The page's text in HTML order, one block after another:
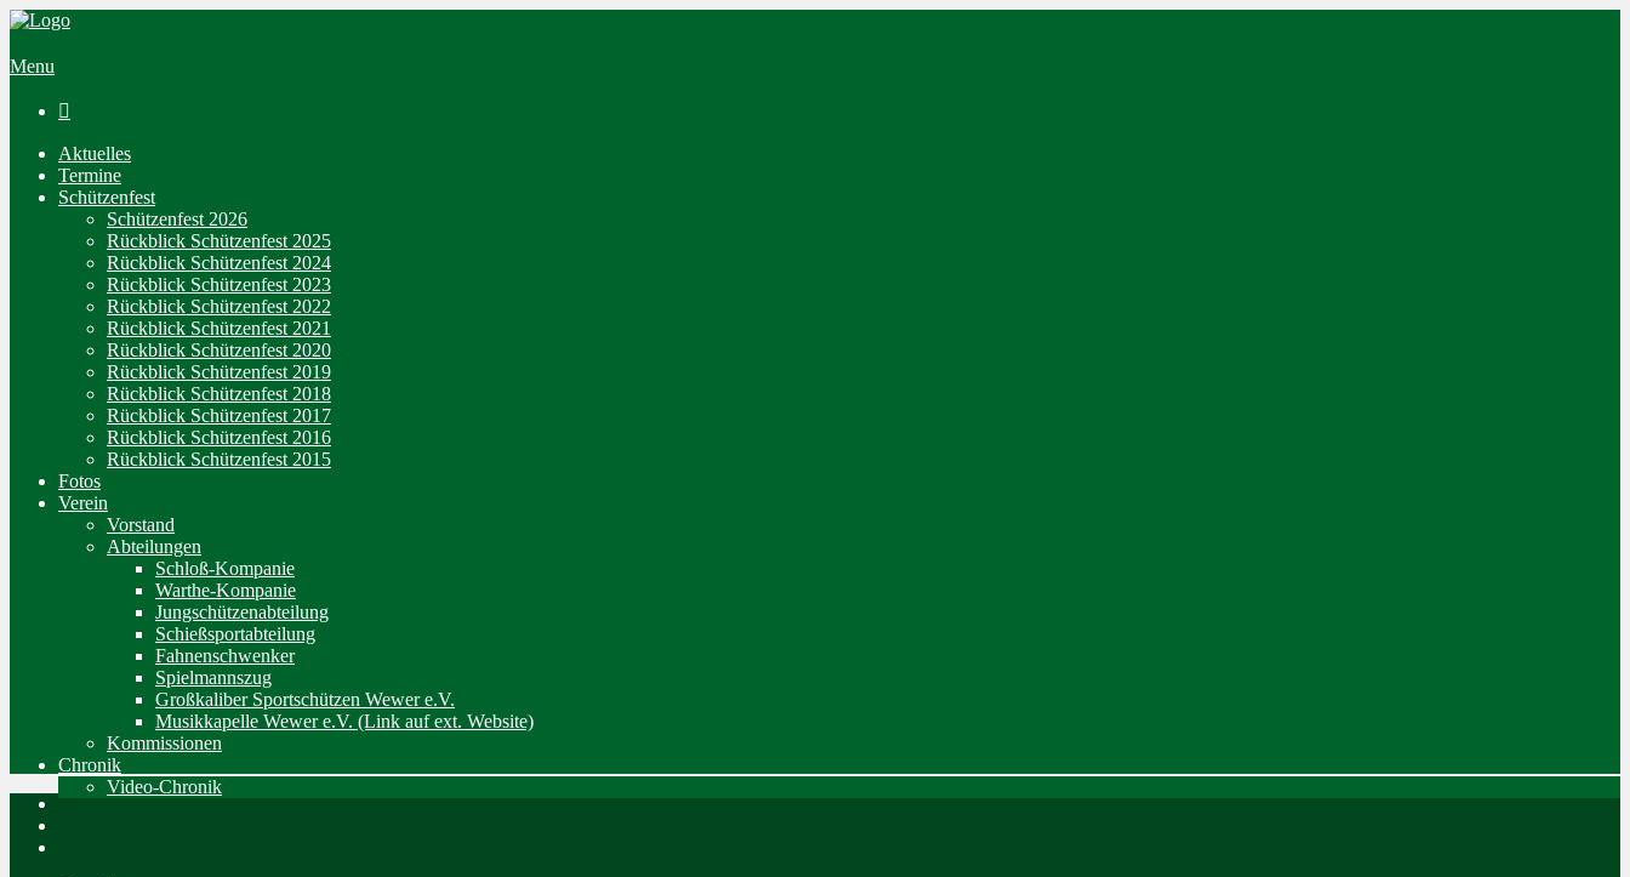
Menu

Aktuelles
Termine
Schützenfest
Schützenfest 2026
Rückblick Schützenfest 2025
Rückblick Schützenfest 2024
Rückblick Schützenfest 2023
Rückblick Schützenfest 2022
Rückblick Schützenfest 2021
Rückblick Schützenfest 2020
Rückblick Schützenfest 2019
Rückblick Schützenfest 2018
Rückblick Schützenfest 2017
Rückblick Schützenfest 2016
Rückblick Schützenfest 2015
Fotos
Verein
Vorstand
Abteilungen
Schloß-Kompanie
Warthe-Kompanie
Jungschützenabteilung
Schießsportabteilung
Fahnenschwenker
Spielmannszug
Großkaliber Sportschützen Wewer e.V.
Musikkapelle Wewer e.V. (Link auf ext. Website)
Kommissionen
Chronik
Video-Chronik